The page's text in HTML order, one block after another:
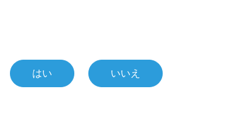
はい いいえ